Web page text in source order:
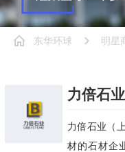
东华环球 明星
力倍石
力倍石业（
材的石材企